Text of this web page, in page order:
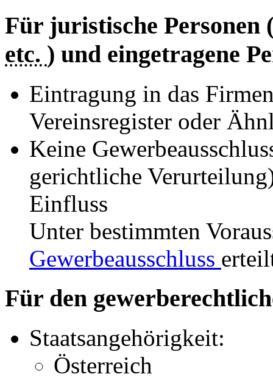
Für juristische Personen
etc. ) und eingetragene
Eintragung in das
Vereinsregister oder
Keine
gerichtliche
Einfluss
Unter bestimmten
Gewerbeausschluss
Für den
Staatsangehörigkeit:
Österreich